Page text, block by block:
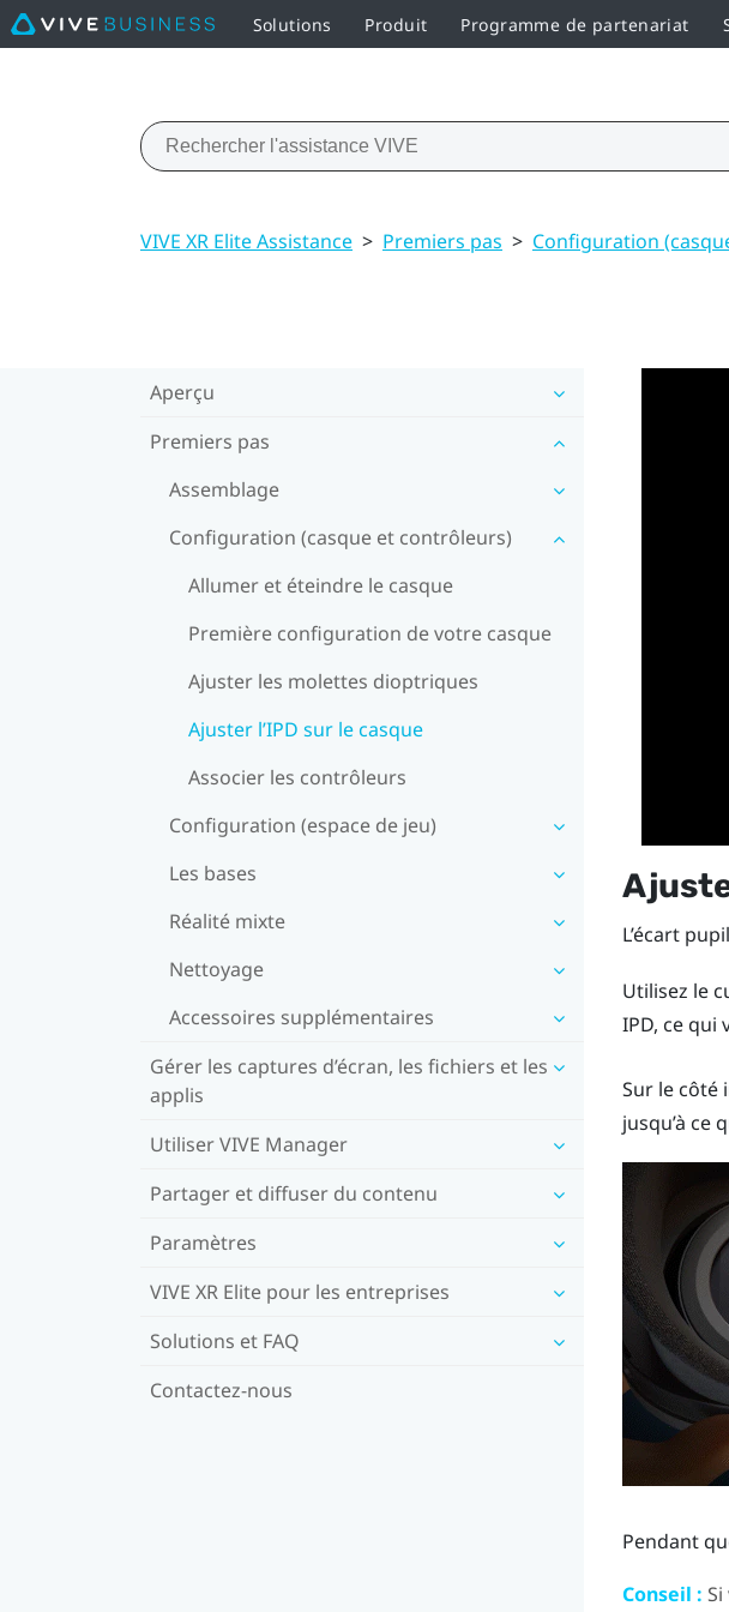
Solutions Produit Programme de partenariat
VIVE XR Elite Assistance > Premiers pas > Configuration
Aperçu
Premiers pas
Assemblage
Configuration (casque et contrôleurs)
Allumer et éteindre le casque
Première configuration de votre casque
Ajuster les molettes dioptriques
Ajuster l’IPD sur le casque
Associer les contrôleurs
Configuration (espace de jeu)
Les bases
Réalité mixte
Nettoyage
Accessoires supplémentaires
Gérer les captures d’écran, les fichiers et les
applis
Utiliser VIVE Manager
Partager et diffuser du contenu
Paramètres
VIVE XR Elite pour les entreprises
Solutions et FAQ
Contactez-nous
L’écart
Utilisez le
IPD, ce qui
Sur le côté
jusqu’à ce
Pendant
Conseil :